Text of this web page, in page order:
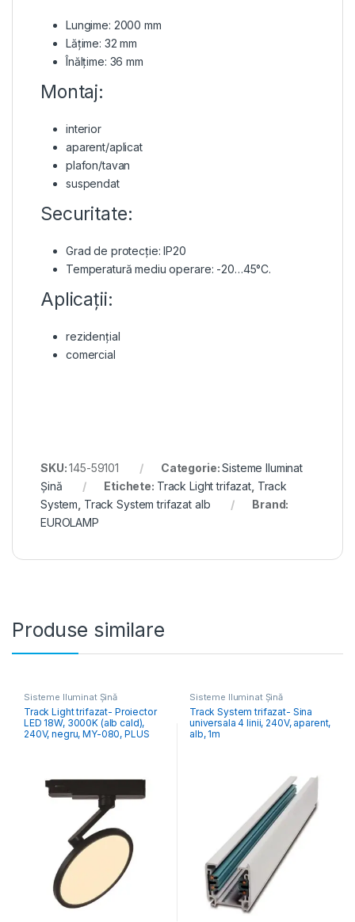
Lungime: 2000 mm
Lățime: 32 mm
Înălțime: 36 mm
Montaj:
interior
aparent/aplicat
plafon/tavan
suspendat
Securitate:
Grad de protecție: IP20
Temperatură mediu operare: -20…45°C.
Aplicații:
rezidențial
comercial
SKU:145-59101 Categorie:Sisteme Iluminat
Șină
Etichete: Track Light trifazat, Track
System Track System trifazat alb
Brand:
EUROLAMP
Produse similare
Sisteme Iluminat Șină
Track Light trifazat- Proiector
LED 18W, 3000K (alb cald),
240V, negru, MY-080, PLUS
Sisteme Iluminat Șină
Track System trifazat- Sina
universala 4 linii, 240V, aparent,
alb, 1m